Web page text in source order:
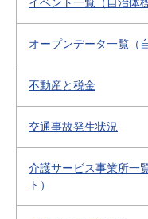
オープンデータ一覧（
不動産と税金
交通事故発生状況
介護サービス事業所一
ト）